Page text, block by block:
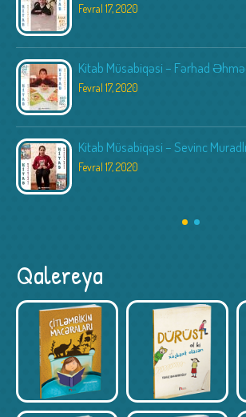
Fevral 17, 2020
Kitab Müsabiqəsi – Fərhad
Fevral 17, 2020
Kitab Müsabiqəsi – Sevinc Muradlı
Fevral 17, 2020
Qalereya